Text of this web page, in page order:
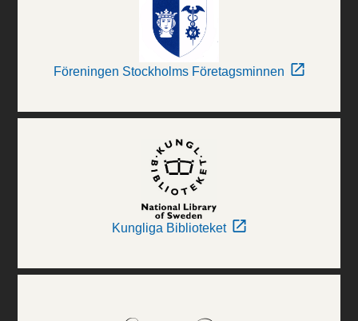
Föreningen Stockholms Företagsminnen
Kungliga Biblioteket